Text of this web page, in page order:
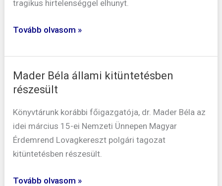
tragikus hirtelenséggel elhunyt.
Tovább olvasom »
Mader Béla állami kitüntetésben
részesült
Könyvtárunk korábbi főigazgatója, dr. Mader Béla az
idei március 15-ei Nemzeti Ünnepen Magyar
Érdemrend Lovagkereszt polgári tagozat
kitüntetésben részesült.
Mader
Béla
kitüntetésben
részesült
Tovább olvasom »